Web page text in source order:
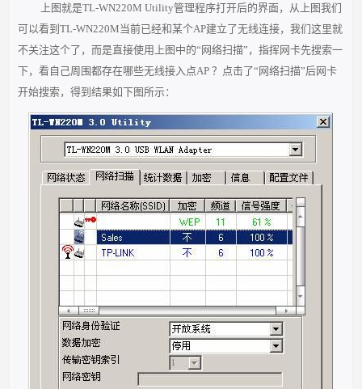
上图就是TL-WN220M Utility管理程序打开后的界面，从上图我们
可以看到TL-WN220M当前已经和某个AP建立了无线连接，我们这里就
不关注这个了，而是直接使用上图中的“网络扫描”，指挥网卡先搜索一
下，看自己周围都存在哪些无线接入点AP ？点击了“网络扫描”后网卡
开始搜索，得到结果如下图所示：